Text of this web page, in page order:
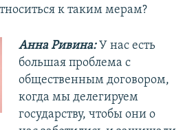
к таким мерам?
Анна Ривина:У нас есть
большая проблема с
общественным договором,
когда мы делегируем
государству, чтобы они о